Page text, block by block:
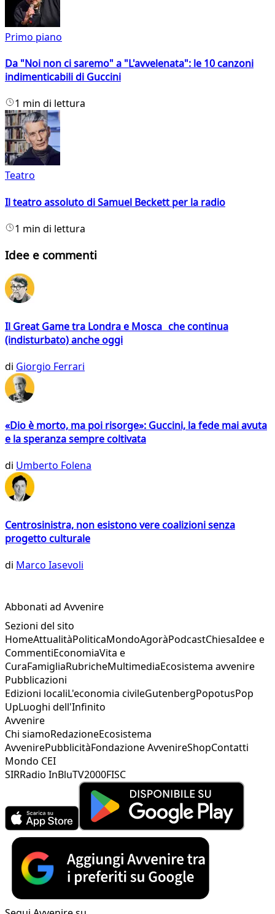
Primo piano
Da "Noi non ci saremo" a "L'avvelenata": le 10 canzoni
indimenticabili di Guccini
1 min di lettura
Teatro
Il teatro assoluto di Samuel Beckett per la radio
1 min di lettura
Idee e commenti
Il Great Game tra Londra e Mosca che continua
(indisturbato) anche oggi
di Giorgio Ferrari
«Dio è morto, ma poi risorge»: Guccini, la fede mai avuta
e la speranza sempre coltivata
di Umberto Folena
Centrosinistra, non esistono vere coalizioni senza
progetto culturale
di Marco Iasevoli
Abbonati ad Avvenire
Sezioni del sito
HomeAttualitàPoliticaMondoAgoràPodcastChiesaIdee e
CommentiEconomiaVita e
CuraFamigliaRubricheMultimediaEcosistema avvenire
Pubblicazioni
Edizioni localiL'economia civileGutenbergPopotusPop
UpLuoghi dell'Infinito
Avvenire
Chi siamoRedazioneEcosistema
AvvenirePubblicitàFondazione AvvenireShopContatti
Mondo CEI
SIRRadio InBluTV2000FISC